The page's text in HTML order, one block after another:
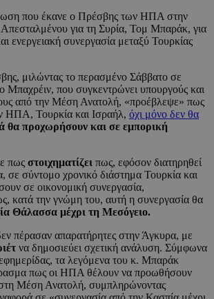
που έκανε ο Πρέσβης των ΗΠΑ στην
Απεσταλμένου για τη Συρία, Τομ Μπαράκ, για
ενεργειακή συνεργασία μεταξύ Τουρκίας
μιλώντας το περασμένο Σάββατο σε
Μπαχρέιν, που συγκεντρώνει υπουργούς και
από την Μέση Ανατολή, «προέβλεψε» πως
ΗΠΑ, Τουρκία και Ισραήλ, όχι μόνο δεν θα
θα προχωρήσουν και σε εμπορική
πως στοιχηματίζει πως, εφόσον διατηρηθεί
σε σύντομο χρονικό διάστημα Τουρκία και
σε οικονομική συνεργασία,
κατά την γνώμη του, αυτή η συνεργασία θα
Θάλασσα μέχρι τη Μεσόγειο.
πέρασαν απαρατήρητες στην Άγκυρα, με
να δημοσιεύει σχετική ανάλυση. Σύμφωνα
τα λεγόμενα του κ. Μπαράκ
πως οι ΗΠΑ θέλουν να προωθήσουν
στη Μέση Ανατολή, συμπληρώνοντας